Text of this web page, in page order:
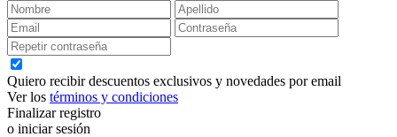
Quiero recibir descuentos exclusivos y novedades por email
Ver los términos y condiciones
Finalizar registro
o iniciar sesión